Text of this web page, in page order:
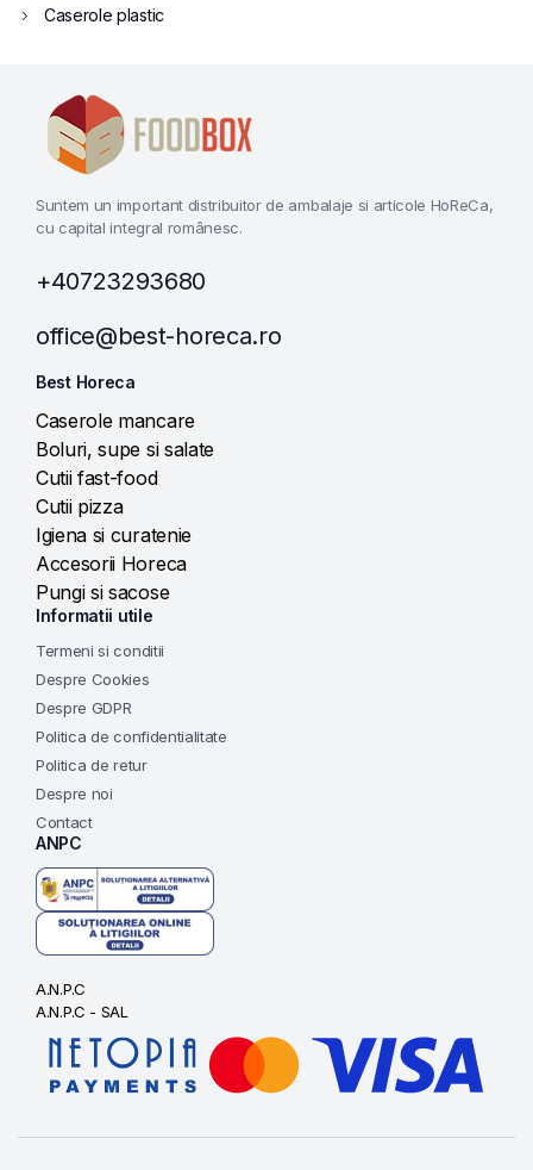
Caserole plastic
Suntem un important distribuitor de ambalaje si articole HoReCa,
cu capital integral românesc.
+40723293680
office@best-horeca.ro
Best Horeca
Caserole mancare
Boluri, supe si salate
Cutii fast-food
Cutii pizza
Igiena si curatenie
Accesorii Horeca
Pungi si sacose
Informatii utile
Termeni si conditii
Despre Cookies
Despre GDPR
Politica de confidentialitate
Politica de retur
Despre noi
Contact
ANPC
A.N.P.C
A.N.P.C - SAL